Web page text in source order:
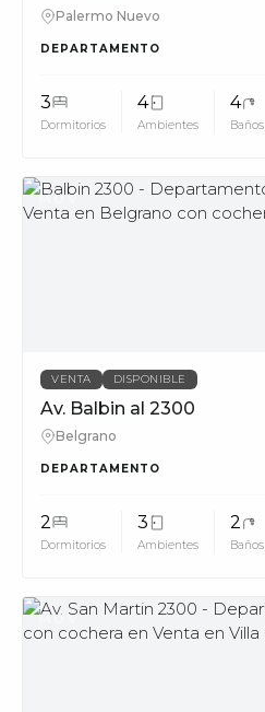
Palermo Nuevo
DEPARTAMENTO
3
Dormitorios
4
Ambientes
4
Baños
MUV
VENTA DISPONIBLE
Av. Balbin al 2300
Belgrano
DEPARTAMENTO
2
Dormitorios
3
Ambientes
2
Baños
MUV